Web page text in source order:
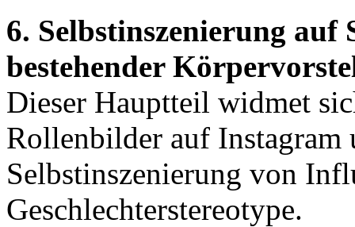
6. Selbstinszenierung
bestehender
Dieser Hauptteil widmet
Rollenbilder auf Instagram
Selbstinszenierung von
Geschlechterstereotype.